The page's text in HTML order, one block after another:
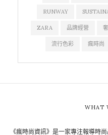
RUNWAY
ZARA 品牌經營
流行色彩 瘋時尚
WHAT
《瘋時尚資訊》是一家專注報導時